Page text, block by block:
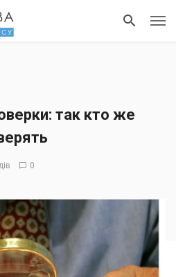
так кто же
0